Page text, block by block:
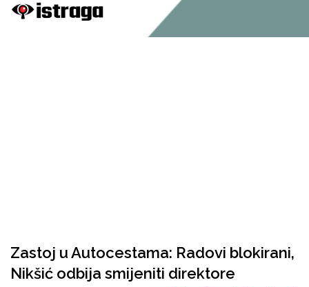
Zastoj u Autocestama: Radovi blokirani,
Nikšić odbija smijeniti direktore